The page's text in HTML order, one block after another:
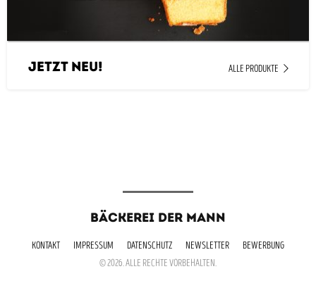
JETZT NEU! ALLE PRODUKTE
BÄCKEREI DER MANN
KONTAKT IMPRESSUM DATENSCHUTZ NEWSLETTER
BEWERBUNG
© 2026. ALLE RECHTE VORBEHALTEN.